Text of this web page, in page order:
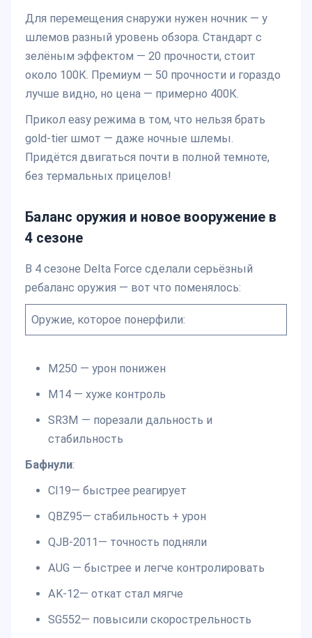
Для перемещения снаружи нужен ночник — у
шлемов разный уровень обзора. Стандарт с
зелёным эффектом — 20 прочности, стоит
около 100К. Премиум — 50 прочности и гораздо
лучше видно, но цена — примерно 400К.
Прикол easy режима в том, что нельзя брать
gold-tier шмот — даже ночные шлемы.
Придётся двигаться почти в полной темноте,
без термальных прицелов!
Баланс оружия и новое вооружение в
4 сезоне
В 4 сезоне Delta Force сделали серьёзный
ребаланс оружия — вот что поменялось:
Оружие, которое понерфили:
M250 — урон понижен
M14 — хуже контроль
SR3M — порезали дальность и
стабильность
Бафнули:
CI19— быстрее реагирует
QBZ95— стабильность + урон
QJB-2011— точность подняли
AUG — быстрее и легче контролировать
AK-12— откат стал мягче
SG552— повысили скорострельность